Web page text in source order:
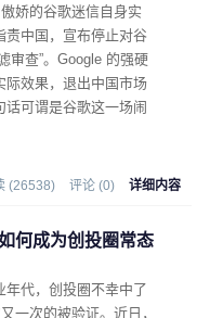
娇的谷歌迷信自身实
责中国，宣布停止对谷
审查”。Google 的强硬
际效果，退出中国市场
话可谓是谷歌这一场闹
(26538) 评论 (0) 详细内容
何成为创投圈常态
年代，创投圈不幸中了
一次的被验证。近日，